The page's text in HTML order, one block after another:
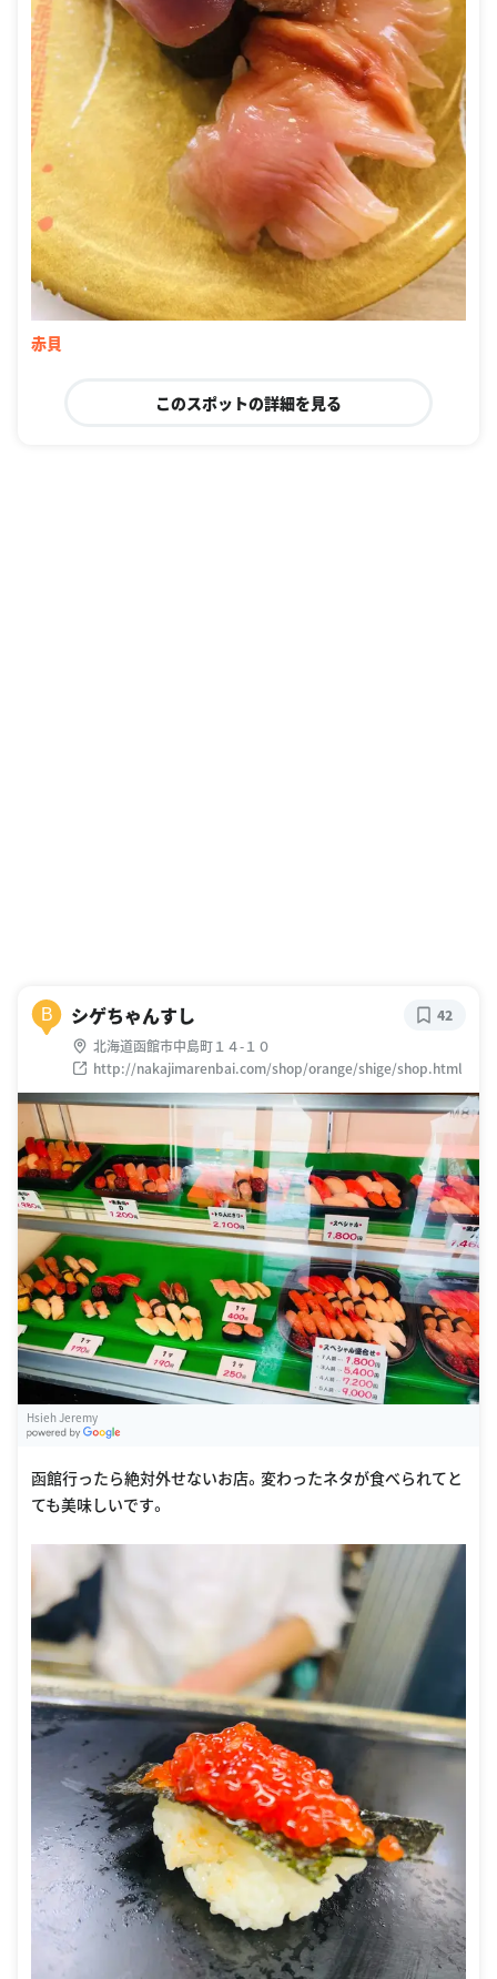
赤貝
このスポットの詳細を見る
B シゲちゃんすし
北海道函館市中島町１４-１０
http://nakajimarenbai.com/shop/orange/shige/shop.html
42
Hsieh Jeremy
函館行ったら絶対外せないお店。変わったネタが食べられてと
ても美味しいです。